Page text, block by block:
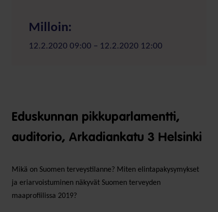
Milloin:
12.2.2020 09:00 – 12.2.2020 12:00
Eduskunnan pikkuparlamentti,
auditorio, Arkadiankatu 3 Helsinki
Mikä on Suomen terveystilanne? Miten elintapakysymykset
ja eriarvoistuminen näkyvät Suomen terveyden
maaprofiilissa 2019?